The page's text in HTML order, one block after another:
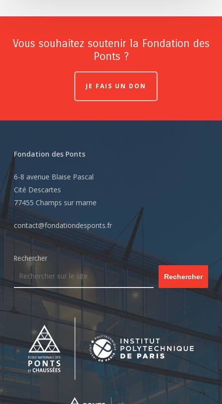
Vous souhaitez soutenir la Fondation des
Ponts ?
JE FAIS UN DON
Fondation des Ponts
6-8 avenue Blaise Pascal
Cité Descartes
77455 Champs sur marne
contact@fondationdesponts.fr
Rechercher
Rechercher